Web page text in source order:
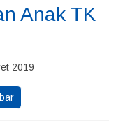
Anak TK
2019